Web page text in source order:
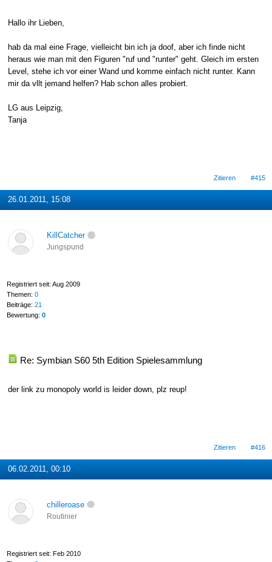
Hallo ihr Lieben,
hab da mal eine Frage, vielleicht bin ich ja doof, aber ich finde nicht
heraus wie man mit den Figuren "ruf und "runter" geht. Gleich im ersten
Level, stehe ich vor einer Wand und komme einfach nicht runter. Kann
mir da vllt jemand helfen? Hab schon alles probiert.
LG aus Leipzig,
Tanja
Zitieren #415
26.01.2011, 15:08
KillCatcher
Jungspund
Registriert seit: Aug 2009
Themen: 0
Beiträge: 21
Bewertung: 0
Re: Symbian S60 5th Edition Spielesammlung
der link zu monopoly world is leider down, plz reup!
Zitieren #416
06.02.2011, 00:10
chilleroase
Routinier
Registriert seit: Feb 2010